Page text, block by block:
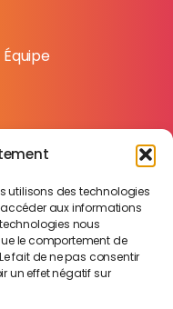
utilisons des technologies
aux informations
nous
le comportement de
fait de ne pas consentir
un effet négatif sur
Équipe